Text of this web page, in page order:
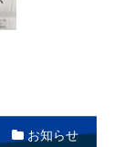
お知らせ